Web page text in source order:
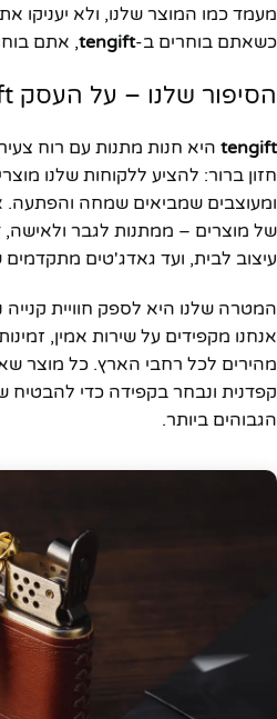
מעמד כמו המוצר שלנו, ולא יעניקו
כשאתם בוחרים ב-tengift, אתם
הסיפור שלנו – על העסק tengift
tengift היא חנות מתנות עם רוח
חזון ברור: להציע ללקוחות שלנו
ומעוצבים שמביאים שמחה והפתעה.
של מוצרים – ממתנות לגבר ולאישה,
עיצוב לבית, ועד גאדג'טים מתקדמים
המטרה שלנו היא לספק חוויית
אנחנו מקפידים על שירות אמין,
מהירים לכל רחבי הארץ. כל מוצר
קפדנית ונבחר בקפידה כדי להבטיח
הגבוהים ביותר.